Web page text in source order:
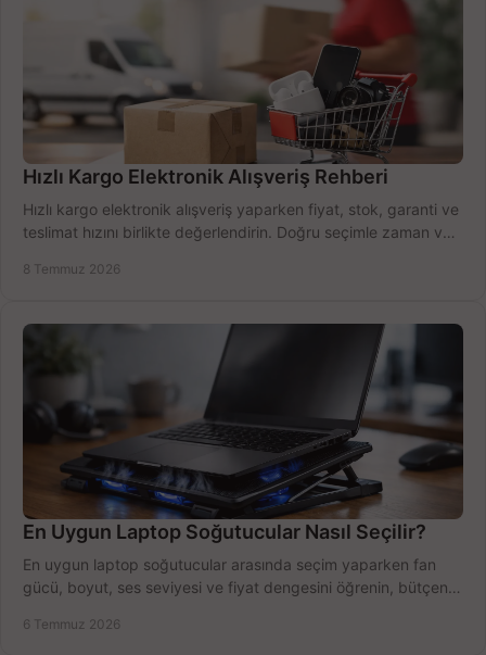
Hızlı Kargo Elektronik Alışveriş Rehberi
Hızlı kargo elektronik alışveriş yaparken fiyat, stok, garanti ve
teslimat hızını birlikte değerlendirin. Doğru seçimle zaman ve
8 Temmuz 2026
En Uygun Laptop Soğutucular Nasıl Seçilir?
En uygun laptop soğutucular arasında seçim yaparken fan
gücü, boyut, ses seviyesi ve fiyat dengesini öğrenin, bütçenizi
6 Temmuz 2026